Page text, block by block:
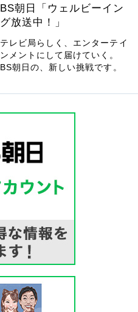
BS朝日「ウェルビーイン
グ放送中！」
テレビ局らしく、エンターテイ
ンメントにして届けていく。
BS朝日の、新しい挑戦です。